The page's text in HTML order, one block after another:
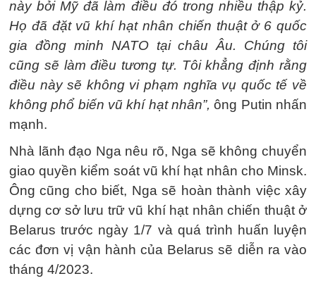
này bởi Mỹ đã làm điều đó trong nhiều thập kỷ.
Họ đã đặt vũ khí hạt nhân chiến thuật ở 6 quốc
gia đồng minh NATO tại châu Âu. Chúng tôi
cũng sẽ làm điều tương tự. Tôi khẳng định rằng
điều này sẽ không vi phạm nghĩa vụ quốc tế về
không phổ biến vũ khí hạt nhân”, ông Putin nhấn
mạnh.
Nhà lãnh đạo Nga nêu rõ, Nga sẽ không chuyển
giao quyền kiểm soát vũ khí hạt nhân cho Minsk.
Ông cũng cho biết, Nga sẽ hoàn thành việc xây
dựng cơ sở lưu trữ vũ khí hạt nhân chiến thuật ở
Belarus trước ngày 1/7 và quá trình huấn luyện
các đơn vị vận hành của Belarus sẽ diễn ra vào
tháng 4/2023.